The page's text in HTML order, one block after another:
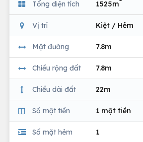
Tổng diện tích 1525m
Vị trí Kiệt / Hẻm
Mặt đường 7.8m
Chiều rộng đất 7.8m
Chiều dài đất 22m
Số mặt tiền 1 mặt tiền
Số mặt hẻm 1